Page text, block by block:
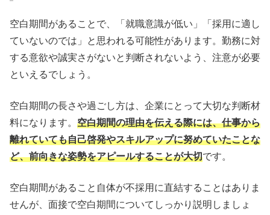
空白期間があることで、「就職意識が低い」「採用に適し
ていないのでは」と思われる可能性があります。勤務に対
する意欲や誠実さがないと判断されないよう、注意が必要
といえるでしょう。
空白期間の長さや過ごし方は、企業にとって大切な判断材
料になります。 空白期間の理由を伝える際には、仕事から
離れていても自己啓発やスキルアップに努めていたことな
ど、前向きな姿勢をアピールすることが大切です。
空白期間があること自体が不採用に直結することはありま
せんが、面接で空白期間についてしっかり説明しましょ